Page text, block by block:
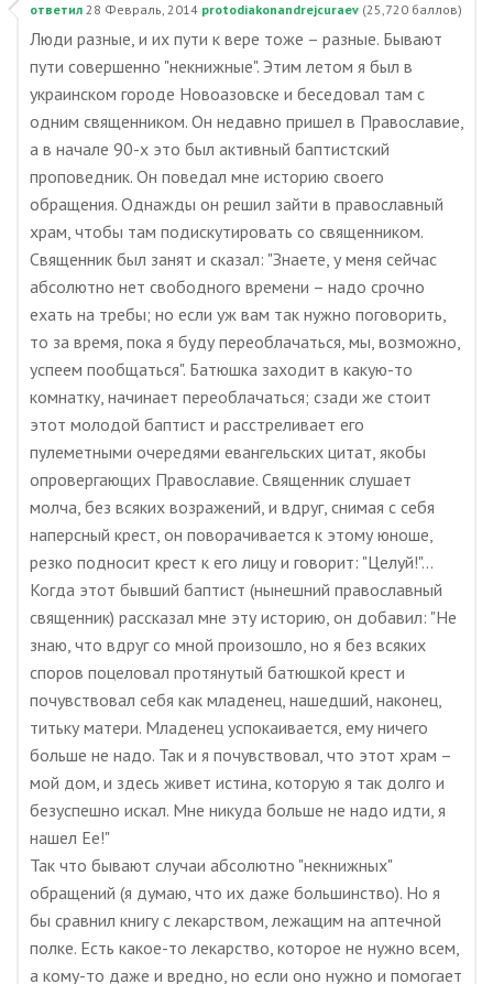
ответил 28 Февраль, 2014 protodiakonandrejcuraev (25,720 баллов)
Люди разные, и их пути к вере тоже – разные. Бывают
пути совершенно "некнижные". Этим летом я был в
украинском городе Новоазовске и беседовал там с
одним священником. Он недавно пришел в Православие,
а в начале 90-х это был активный баптистский
проповедник. Он поведал мне историю своего
обращения. Однажды он решил зайти в православный
храм, чтобы там подискутировать со священником.
Священник был занят и сказал: "Знаете, у меня сейчас
абсолютно нет свободного времени – надо срочно
ехать на требы; но если уж вам так нужно поговорить,
то за время, пока я буду переоблачаться, мы, возможно,
успеем пообщаться". Батюшка заходит в какую-то
комнатку, начинает переоблачаться; сзади же стоит
этот молодой баптист и расстреливает его
пулеметными очередями евангельских цитат, якобы
опровергающих Православие. Священник слушает
молча, без всяких возражений, и вдруг, снимая с себя
наперсный крест, он поворачивается к этому юноше,
резко подносит крест к его лицу и говорит: "Целуй!"...
Когда этот бывший баптист (нынешний православный
священник) рассказал мне эту историю, он добавил: "Не
знаю, что вдруг со мной произошло, но я без всяких
споров поцеловал протянутый батюшкой крест и
почувствовал себя как младенец, нашедший, наконец,
титьку матери. Младенец успокаивается, ему ничего
больше не надо. Так и я почувствовал, что этот храм –
мой дом, и здесь живет истина, которую я так долго и
безуспешно искал. Мне никуда больше не надо идти, я
нашел Ее!"
Так что бывают случаи абсолютно "некнижных"
обращений (я думаю, что их даже большинство). Но я
бы сравнил книгу с лекарством, лежащим на аптечной
полке. Есть какое-то лекарство, которое не нужно всем,
а кому-то даже и вредно, но если оно нужно и помогает